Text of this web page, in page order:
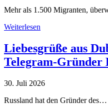
Mehr als 1.500 Migranten,
Weiterlesen
Liebesgrüße aus
Telegram-Gründer
30. Juli 2026
Russland hat den Gründer des…